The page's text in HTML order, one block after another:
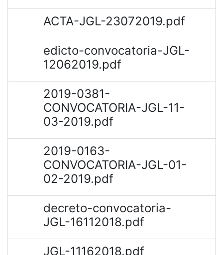
ACTA-JGL-23072019.pdf
edicto-convocatoria-JGL-
12062019.pdf
2019-0381-
CONVOCATORIA-JGL-11-
03-2019.pdf
2019-0163-
CONVOCATORIA-JGL-01-
02-2019.pdf
decreto-convocatoria-
JGL-16112018.pdf
JGL-11162018.pdf